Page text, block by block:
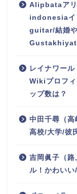
Alipbataアリ
indonesiaイ
guitar/結婚
Gustakhiyat
レイナワール
Wikiプロフィ
ップ数は？
中田千尋（高
高校/大学/彼
吉岡眞子（
ル！かわい